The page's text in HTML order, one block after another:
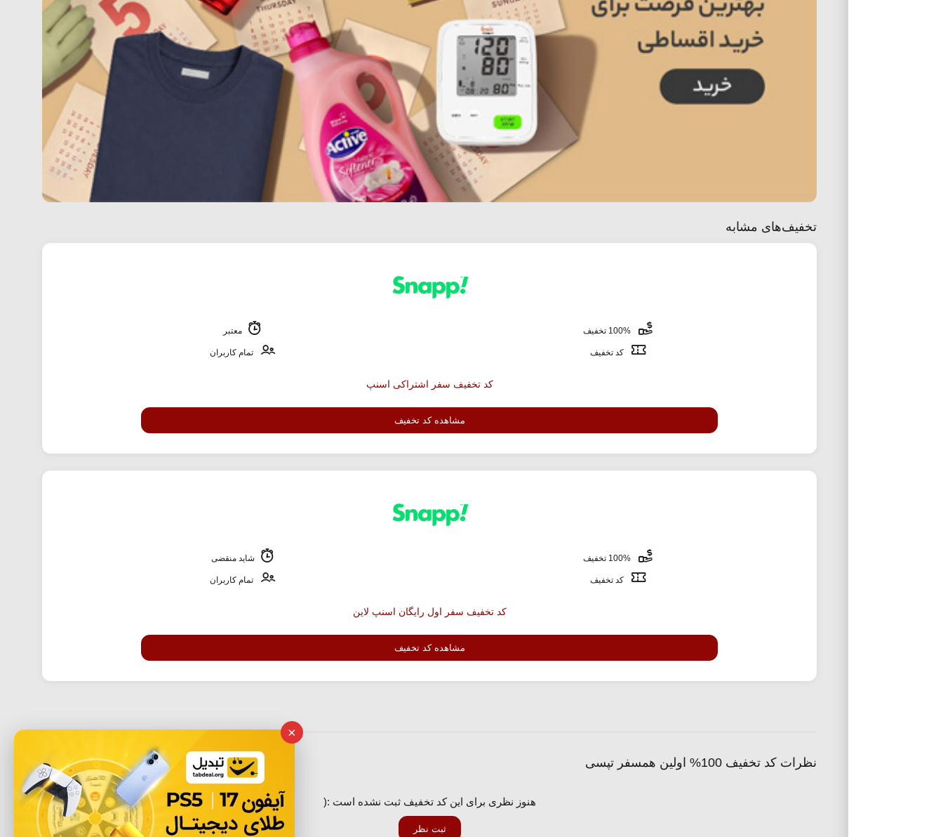
تخفیف‌های مشابه
معتبر
کد تخفیف تمام کاربران
کد تخفیف سفر اشتراکی اسنپ
مشاهده کد تخفیف
شاید منقضی
کد تخفیف تمام کاربران
کد تخفیف سفر اول رایگان اسنپ لاین
مشاهده کد تخفیف
نظرات کد تخفیف 100% اولین همسفر تپسی
هنوز نظری برای این کد تخفیف ثبت نشده است :(
ثبت نظر
×